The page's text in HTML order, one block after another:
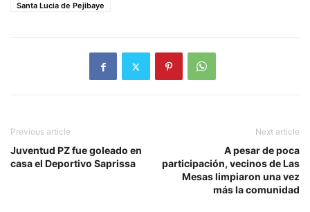
Santa Lucia de Pejibaye
Previous article
Juventud PZ fue goleado en
casa el Deportivo Saprissa
Next article
A pesar de poca
participación, vecinos de Las
Mesas limpiaron una vez
más la comunidad